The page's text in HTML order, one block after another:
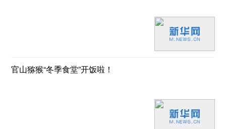
官山猕猴“冬季食堂”开饭啦！